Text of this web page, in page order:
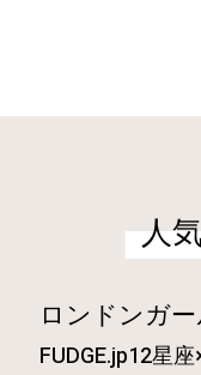
人
ロンドンガ
FUDGE.jp12星